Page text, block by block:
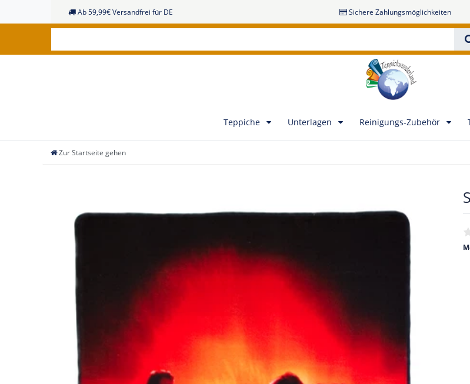
Ab 59,99€ Versandfrei für DE Sichere Zahlungsmöglichkeiten
Teppiche Unterlagen Reinigungs-Zubehör
Zur Startseite gehen